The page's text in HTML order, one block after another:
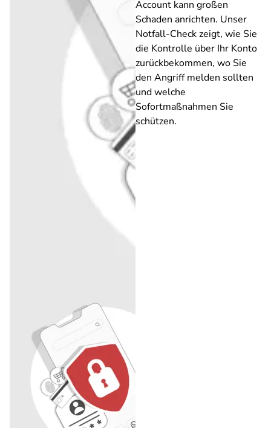
Account kann großen
Schaden anrichten. Unser
Notfall-Check zeigt, wie Sie
die Kontrolle über Ihr Konto
zurückbekommen, wo Sie
den Angriff melden sollten
und welche
Sofortmaßnahmen Sie
schützen.